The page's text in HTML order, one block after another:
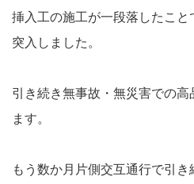
挿入工の施工が一段落したこ
突入しました。
引き続き無事故・無災害での高
ます。
もう数か月片側交互通行で引